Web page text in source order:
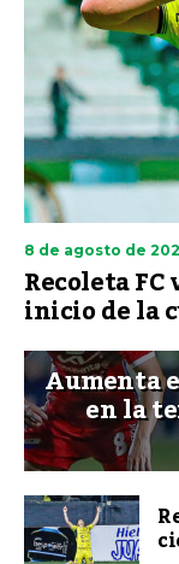
8 de agosto de
Recoleta
inicio de la
Aumenta
en la